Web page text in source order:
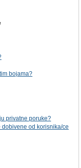
bojama?
privatne poruke?
od korisnika/ce